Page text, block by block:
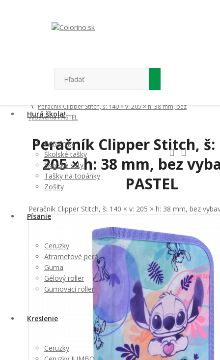
Hurá škola!
Peračníky
Školské tašky
Školské sety
Tašky na topánky
Zošity
Písanie
Ceruzky
Atrametové perá
Guma
Gélový roller
Gumovací roller
Kreslenie
Ceruzky
Peračník Clipper Stitch, š: 140 × v: 205 × h: 38 mm, bez
vybavenia PASTEL
Peračník Clipper Stitch, š:
205 × h: 38 mm, bez
PASTEL
Peračník Clipper Stitch, š: 140 × v: 205 × h: 38 mm, bez